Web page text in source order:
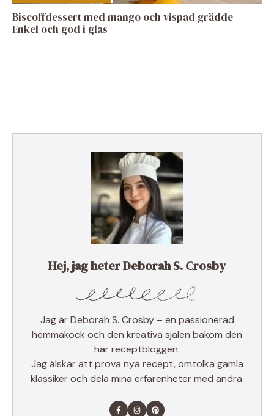
Biscoffdessert med mango och vispad grädde –
Enkel och god i glas
Hej, jag heter Deborah S. Crosby
Jag är Deborah S. Crosby – en passionerad
hemmakock och den kreativa själen bakom den
här receptbloggen.
Jag älskar att prova nya recept, omtolka gamla
klassiker och dela mina erfarenheter med andra.